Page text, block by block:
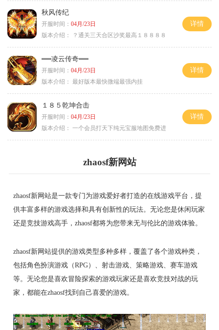
秋风传纪
开服时间： 04月/23日
版本介绍：
？通关三天合区沙奖最高１８８８８
详情
══凌云传奇══
开服时间： 04月/23日
版本介绍： 最好版本最快微端最强内挂
详情
１８５乾坤合击
开服时间： 04月/23日
版本介绍： 一个会员打天下纯元宝服地图免费进
详情
zhaosf新网站
zhaosf新网站是一款专门为游戏爱好者打造的在线游戏平台，提
供丰富多样的游戏选择和具有创新性的玩法。无论您是休闲玩家
还是竞技游戏高手，zhaosf都将为您带来无与伦比的游戏体验。
zhaosf新网站提供的游戏类型多种多样，覆盖了各个游戏种类，
包括角色扮演游戏（RPG）、射击游戏、策略游戏、赛车游戏
等。无论您是喜欢冒险探索的游戏玩家还是喜欢竞技对战的玩
家，都能在zhaosf找到自己喜爱的游戏。